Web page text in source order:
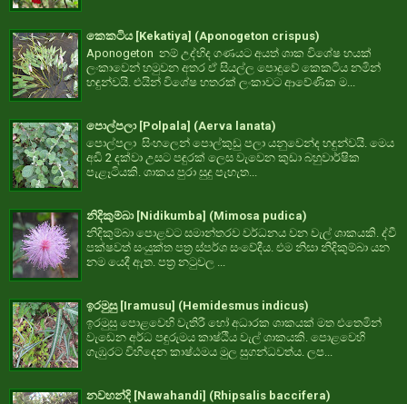
කෙකටිය [Kekatiya] (Aponogeton crispus)
Aponogeton නම් උද්භිද ගණයට අයත් ශාක විශේෂ හයක්
ලංකාවෙන් හමුවන අතර ඒ සියල්ල පොදුවේ කෙකටිය නමින්
හඳුන්වයි. එයින් විශේෂ හතරක් ලංකාවට ආවේණික ම...
පොල්පලා [Polpala] (Aerva lanata)
පොල්පලා සිංහලෙන් පොල්කුඩු පලා යනුවෙන්ද හඳුන්වයි. මෙය
අඩි 2 දක්වා උසට පඳුරක් ලෙස වැවෙන කුඩා බහුවාර්ෂික
පැළෑටියකි. ශාකය පුරා සුදු පැහැත...
නිදිකුම්බා [Nidikumba] (Mimosa pudica)
නිදිකුම්බා පොළවට සමාන්තරව වර්ධනය වන වැල් ශාකයකි. ද්වී
පක්ෂවත් සංයුක්ත පත්‍ර ස්පර්ශ සංවේදීය. එම නිසා නිදිකුම්බා යන
නම යෙදී ඇත. පත්‍ර නටුවල ...
ඉරමුසු [Iramusu] (Hemidesmus indicus)
ඉරමුසු පොළවෙහි වැතිරී හෝ අධාරක ශාකයක් මත එතෙමින්
වැඩෙන අර්ධ පඳුරුමය කාෂ්ඨීය වැල් ශාකයකි. පොළවෙහි
ගැඹුරට විහිදෙන කාෂ්ඨමය මුල සුගන්ධවත්ය. ලප...
නවහන්දි [Nawahandi] (Rhipsalis baccifera)